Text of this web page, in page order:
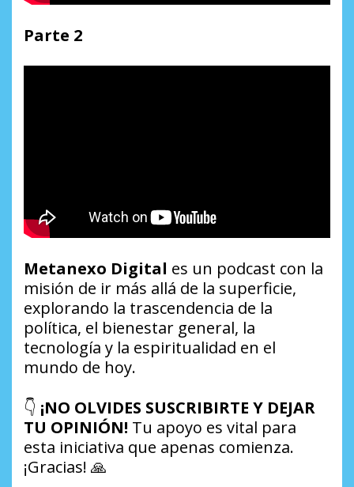
Parte 2
Metanexo Digital es un podcast con la
misión de ir más allá de la superficie,
explorando la trascendencia de la
política, el bienestar general, la
tecnología y la espiritualidad en el
mundo de hoy.
👇 ¡NO OLVIDES SUSCRIBIRTE Y DEJAR
TU OPINIÓN! Tu apoyo es vital para
esta iniciativa que apenas comienza.
¡Gracias! 🙏